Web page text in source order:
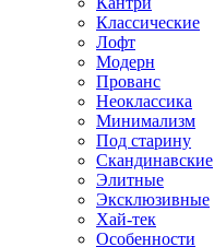
Классические
Лофт
Модерн
Прованс
Неоклассика
Минимализм
Под старину
Скандинавские
Элитные
Эксклюзивные
Хай-тек
Особенности